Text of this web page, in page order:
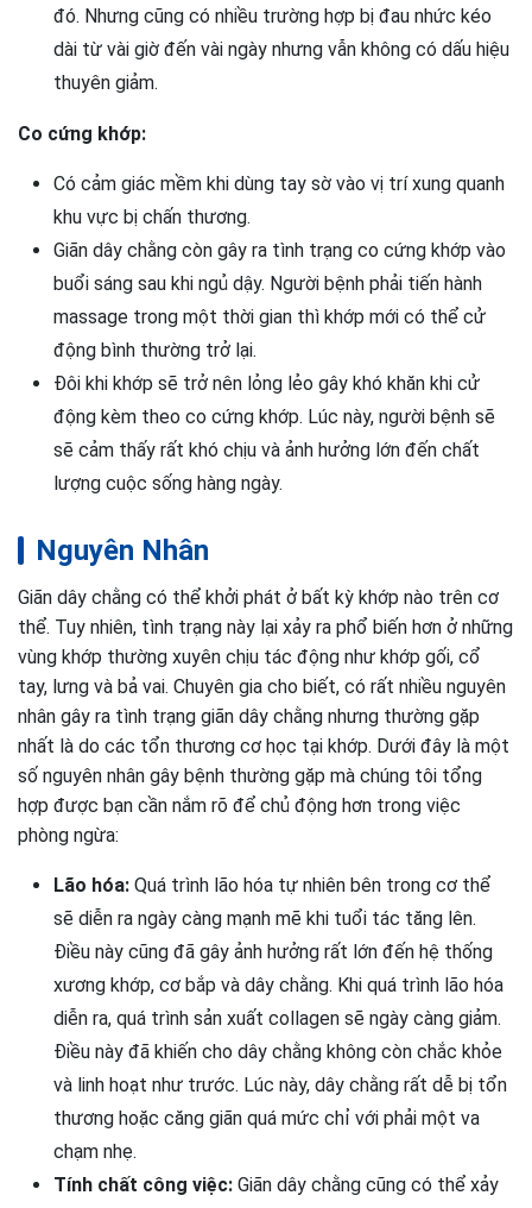
đó. Nhưng cũng có nhiều trường hợp bị đau nhức kéo
dài từ vài giờ đến vài ngày nhưng vẫn không có dấu hiệu
thuyên giảm.
Co cứng khớp:
Có cảm giác mềm khi dùng tay sờ vào vị trí xung quanh
khu vực bị chấn thương.
Giãn dây chằng còn gây ra tình trạng co cứng khớp vào
buổi sáng sau khi ngủ dậy. Người bệnh phải tiến hành
massage trong một thời gian thì khớp mới có thể cử
động bình thường trở lại.
Đôi khi khớp sẽ trở nên lỏng lẻo gây khó khăn khi cử
động kèm theo co cứng khớp. Lúc này, người bệnh sẽ
sẽ cảm thấy rất khó chịu và ảnh hưởng lớn đến chất
lượng cuộc sống hàng ngày.
Nguyên Nhân
Giãn dây chằng có thể khởi phát ở bất kỳ khớp nào trên cơ
thể. Tuy nhiên, tình trạng này lại xảy ra phổ biến hơn ở những
vùng khớp thường xuyên chịu tác động như khớp gối, cổ
tay, lưng và bả vai. Chuyên gia cho biết, có rất nhiều nguyên
nhân gây ra tình trạng giãn dây chằng nhưng thường gặp
nhất là do các tổn thương cơ học tại khớp. Dưới đây là một
số nguyên nhân gây bệnh thường gặp mà chúng tôi tổng
hợp được bạn cần nắm rõ để chủ động hơn trong việc
phòng ngừa:
Lão hóa: Quá trình lão hóa tự nhiên bên trong cơ thể
sẽ diễn ra ngày càng mạnh mẽ khi tuổi tác tăng lên.
Điều này cũng đã gây ảnh hưởng rất lớn đến hệ thống
xương khớp, cơ bắp và dây chằng. Khi quá trình lão hóa
diễn ra, quá trình sản xuất collagen sẽ ngày càng giảm.
Điều này đã khiến cho dây chằng không còn chắc khỏe
và linh hoạt như trước. Lúc này, dây chằng rất dễ bị tổn
thương hoặc căng giãn quá mức chỉ với phải một va
chạm nhẹ.
Tính chất công việc: Giãn dây chằng cũng có thể xảy